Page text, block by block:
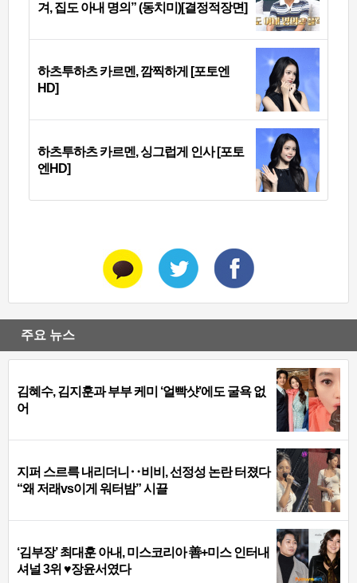
겨, 집도 아내 명의” (동치미)[결정적장면]
하츠투하츠 카르멘, 깜찍하게 [포토엔
HD]
하츠투하츠 카르멘, 싱그럽게 인사 [포토
엔HD]
주요 뉴스
김혜수, 김지훈과 부부 케미 ‘얼빡샷’에도 굴욕 없
어
지퍼 스르륵 내리더니‥비비, 선정성 논란 터졌다
“왜 저래vs이게 워터밤” 시끌
‘김부장’ 최대훈 아내, 미스코리아 善+미스 인터내
셔널 3위 ♥장윤서였다